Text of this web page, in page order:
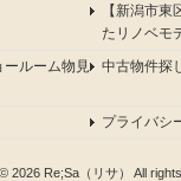
【新潟市
たリノベモ
ルーム物見
中古物件探
プライバシ
2026 Re;Sa（リサ） All